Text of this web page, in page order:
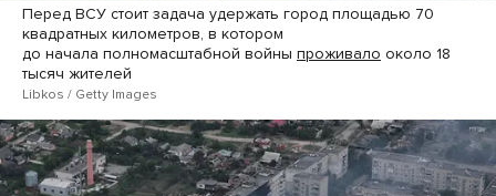
Перед ВСУ стоит задача удержать город площадью 70
квадратных километров, в котором
до начала полномасштабной войны проживало около 18
тысяч жителей
Libkos / Getty Images